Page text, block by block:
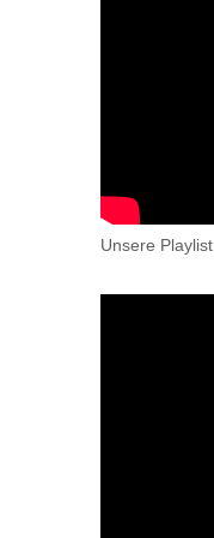
Unsere Playlist